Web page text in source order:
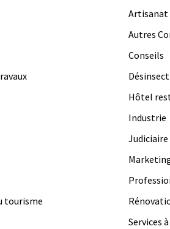
Artisanat
Autres
Conseils
Hôtel
Industrie
Judiciaire
tourisme
Services